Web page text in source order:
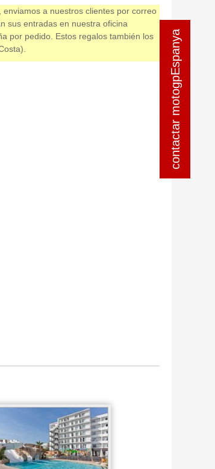
contactar motogpEspanya
contactar motogpEspanya
a nuestros clientes por correo
sus entradas en nuestra oficina
por pedido. Estos regalos también los